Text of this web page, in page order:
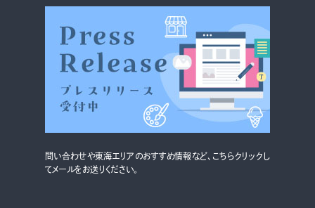
グルメ・まち イベント
お問い合わせ
問い合わせや東海エリアのおすすめ情報など、こちらクリックし
てメールをお送りください。